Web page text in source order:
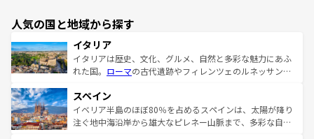
人気の国と地域から探す
イタリア
イタリアは歴史、文化、グルメ、自然と多彩な魅力にあふ
れた国。 ローマの古代遺跡やフィレンツェのルネッサンス
ろん、トスカーナの美しい田園風景やアマルフィ海岸の絶
景など、自然景観も見逃せない。観光の合間には、本場の
ピザやパスタなど、絶品のイタリア料理を堪能することも
スペイン
イベリア半島のほぼ80％を占めるスペインは、太陽が降り
注ぐ地中海沿岸から雄大なピレネー山脈まで、多彩な自然